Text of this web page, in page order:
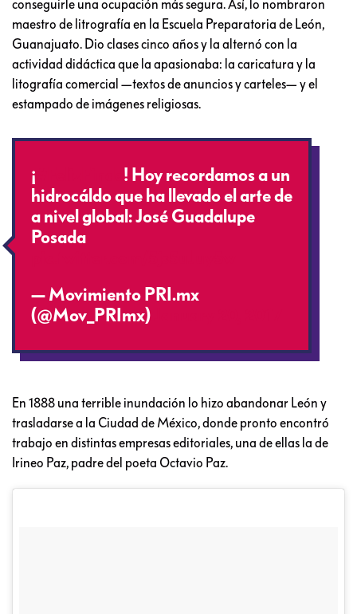
conseguirle una ocupación más segura. Así, lo nombraron
maestro de litrografía en la Escuela Preparatoria de León,
Guanajuato. Dio clases cinco años y la alternó con la
actividad didáctica que la apasionaba: la caricatura y la
litografía comercial —textos de anuncios y carteles— y el
estampado de imágenes religiosas.
¡
! Hoy recordamos a un
hidrocáldo que ha llevado el arte de
a nivel global: José Guadalupe
Posada
— Movimiento PRI.mx
(@Mov_PRImx)
En 1888 una terrible inundación lo hizo abandonar León y
trasladarse a la Ciudad de México, donde pronto encontró
trabajo en distintas empresas editoriales, una de ellas la de
Irineo Paz, padre del poeta Octavio Paz.